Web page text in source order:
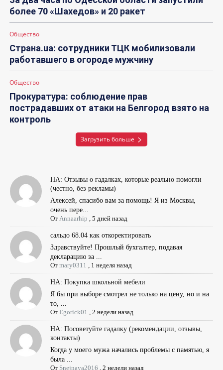
более 70 «Шахедов» и 20 ракет
Общество
Страна.ua: сотрудники ТЦК мобилизовали
работавшего в огороде мужчину
Общество
Прокуратура: соблюдение прав
пострадавших от атаки на Белгород взято на
контроль
Загрузить больше
НА: Отзывы о гадалках, которые реально помогли
(честно, без рекламы)
Алексей, спасибо вам за помощь! Я из Москвы,
очень пере...
От Annaarhip ,5 дней назад
сальдо 68.04 как откоректировать
Здравствуйте! Прошлый бухгалтер, подавая
декларацию за ...
Отmary0311 1 неделя назад
НА: Покупка школьной мебели
Я бы при выборе смотрел не только на цену, но и на
то, ...
ОтEgorick01 ,2 недели назад
НА: Посоветуйте гадалку (рекомендации, отзывы,
контакты)
Когда у моего мужа начались проблемы с памятью, я
была ...
От Snejnaya2016 ,2 недели назад